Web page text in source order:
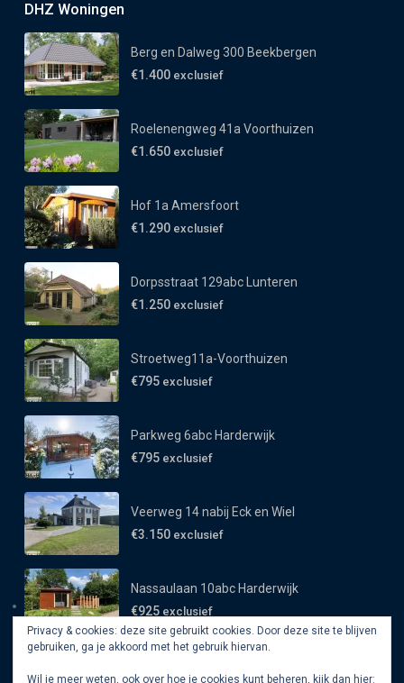
DHZ Woningen
Berg en Dalweg 300 Beekbergen
€1.400 exclusief
Roelenengweg 41a Voorthuizen
€1.650 exclusief
Hof 1a Amersfoort
€1.290 exclusief
Dorpsstraat 129abc Lunteren
€1.250 exclusief
Stroetweg11a-Voorthuizen
€795 exclusief
Parkweg 6abc Harderwijk
€795 exclusief
Veerweg 14 nabij Eck en Wiel
€3.150 exclusief
Nassaulaan 10abc Harderwijk
€925 exclusief
Privacy & cookies: deze site gebruikt cookies. Door deze site te blijven
gebruiken, ga je akkoord met het gebruik hiervan.
Wil je meer weten, ook over hoe je cookies kunt beheren, kijk dan hier: